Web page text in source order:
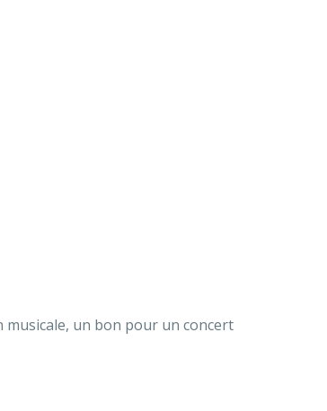
musicale, un bon pour un concert